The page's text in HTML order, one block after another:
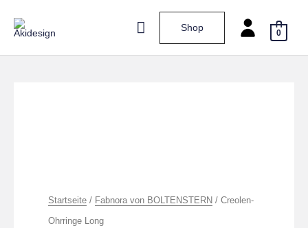
Inhalt
Hauptmenü
Shop 0
Startseite / Fabnora von BOLTENSTERN / Creolen-
Ohrringe Long